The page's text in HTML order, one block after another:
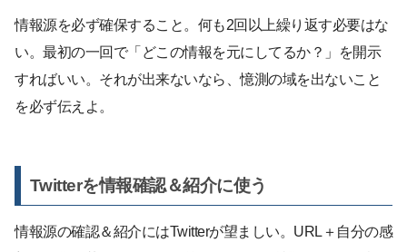
情報源を必ず確保すること。何も2回以上繰り返す必要はな
い。最初の一回で「どこの情報を元にしてるか？」を開示
すればいい。それが出来ないなら、憶測の域を出ないこと
を必ず伝えよ。
Twitterを情報確認＆紹介に使う
情報源の確認＆紹介にはTwitterが望ましい。URL＋自分の感